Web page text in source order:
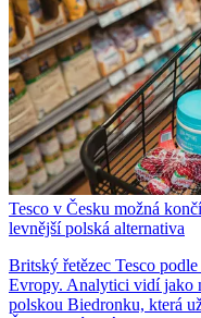
Tesco v Česku možná
levnější polská alternativa
Britský řetězec Tesco
Evropy. Analytici vidí jako
polskou Biedronku, která